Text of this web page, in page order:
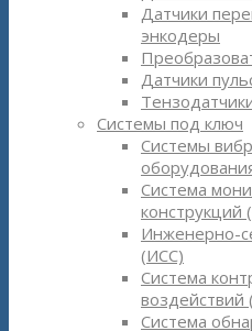
Датчики
энкодеры
Датчики
Системы под ключ
Системы
Система
Инженерно-
(ИСС)
Система
воздействий
Система